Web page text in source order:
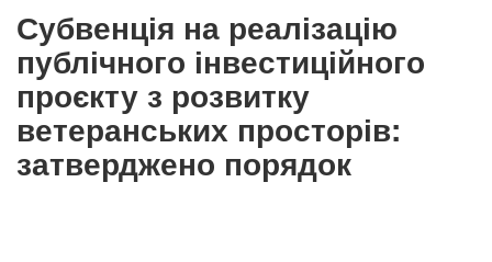
Субвенція на реалізацію
публічного інвестиційного
проєкту з розвитку
ветеранських просторів:
затверджено порядок